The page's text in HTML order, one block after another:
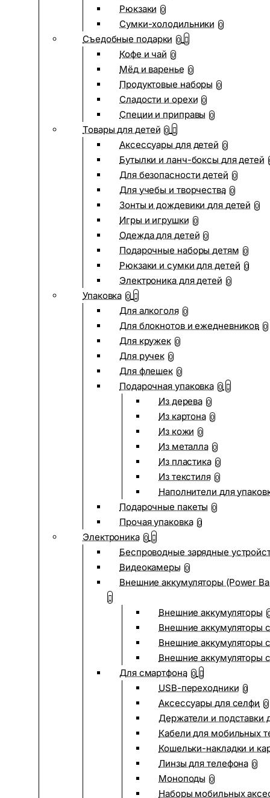
Рюкзаки 0
Сумки-холодильники 0
Съедобные подарки 0
Кофе и чай 0
Мёд и варенье 0
Продуктовые наборы 0
Сладости и орехи 0
Специи и приправы 0
Товары для детей 0
Аксессуары для детей 0
Бутылки и ланч-боксы для детей
Для безопасности детей 0
Для учебы и творчества 0
Зонты и дождевики для детей 0
Игры и игрушки 0
Одежда для детей 0
Подарочные наборы детям 0
Рюкзаки и сумки для детей 0
Электроника для детей 0
Упаковка 0
Для алкоголя 0
Для блокнотов и ежедневников 0
Для кружек 0
Для ручек 0
Для флешек 0
Подарочная упаковка 0
Из дерева 0
Из картона 0
Из кожи 0
Из металла 0
Из пластика 0
Из текстиля 0
Наполнители для
Подарочные пакеты 0
Прочая упаковка 0
Электроника 0
Беспроводные зарядные
Видеокамеры 0
Внешние аккумуляторы (Power
Внешние аккумуляторы
Внешние аккумуляторы
Внешние аккумуляторы
Внешние аккумуляторы
Для смартфона 0
USB-переходники 0
Аксессуары для селфи 0
Держатели и подставки
Кабели для мобильных
Кошельки-накладки и
Линзы для телефона 0
Моноподы 0
Наборы мобильных